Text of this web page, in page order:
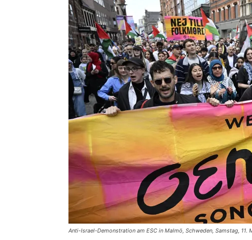
Anti-Israel-Demonstration am ESC in Malmö, Schweden, Samstag, 11.